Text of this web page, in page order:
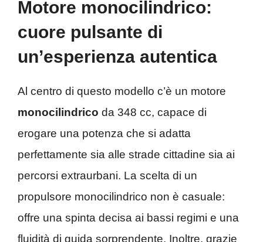
Motore monocilindrico:
cuore pulsante di
un’esperienza autentica
Al centro di questo modello c’è un motore
monocilindrico da 348 cc, capace di
erogare una potenza che si adatta
perfettamente sia alle strade cittadine sia ai
percorsi extraurbani. La scelta di un
propulsore monocilindrico non è casuale:
offre una spinta decisa ai bassi regimi e una
fluidità di guida sorprendente. Inoltre, grazie